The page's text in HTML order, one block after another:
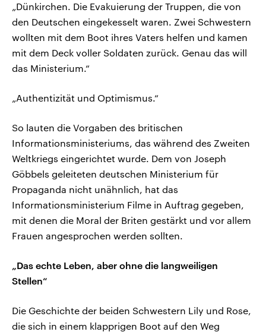
„Dünkirchen. Die Evakuierung der Truppen, die von
den Deutschen eingekesselt waren. Zwei Schwestern
wollten mit dem Boot ihres Vaters helfen und kamen
mit dem Deck voller Soldaten zurück. Genau das will
das Ministerium.“
„Authentizität und Optimismus.“
So lauten die Vorgaben des britischen
Informationsministeriums, das während des Zweiten
Weltkriegs eingerichtet wurde. Dem von Joseph
Göbbels geleiteten deutschen Ministerium für
Propaganda nicht unähnlich, hat das
Informationsministerium Filme in Auftrag gegeben,
mit denen die Moral der Briten gestärkt und vor allem
Frauen angesprochen werden sollten.
„Das echte Leben, aber ohne die langweiligen
Stellen“
Die Geschichte der beiden Schwestern Lily und Rose,
die sich in einem klapprigen Boot auf den Weg